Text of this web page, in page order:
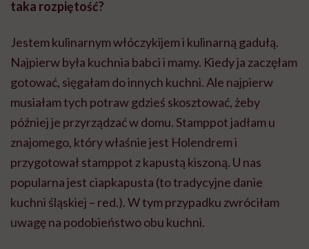
taka rozpiętość?
Jestem kulinarnym włóczykijem i kulinarną gadułą.
Najpierw była kuchnia babci i mamy. Kiedy ja zaczęłam
gotować, sięgałam do innych kuchni. Ale najpierw
musiałam tych potraw gdzieś skosztować, żeby
później je przyrządzać w domu. Stamppot jadłam u
znajomego, który właśnie jest Holendrem i
przygotował stamppot z kapustą kiszoną. U nas
popularna jest ciapkapusta (to tradycyjne danie
kuchni śląskiej – red.). W tym przypadku zwróciłam
uwagę na podobieństwo obu kuchni.